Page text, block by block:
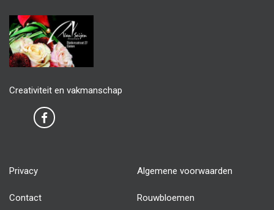
Creativiteit en vakmanschap
Privacy Algemene voorwaarden
Contact Rouwbloemen